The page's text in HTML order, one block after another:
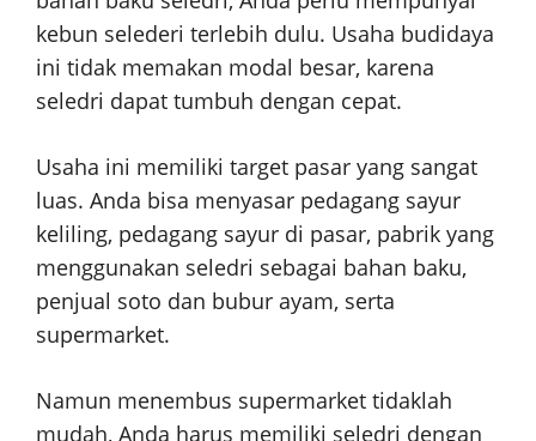
kebun selederi terlebih dulu. Usaha budidaya
ini tidak memakan modal besar, karena
seledri dapat tumbuh dengan cepat.
Usaha ini memiliki target pasar yang sangat
luas. Anda bisa menyasar pedagang sayur
keliling, pedagang sayur di pasar, pabrik yang
menggunakan seledri sebagai bahan baku,
penjual soto dan bubur ayam, serta
supermarket.
Namun menembus supermarket tidaklah
mudah, Anda harus memiliki seledri dengan